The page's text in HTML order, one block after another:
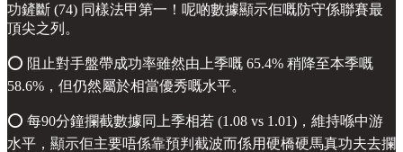
功鏟斷 (74) 同樣法甲第一！呢啲數據顯示佢嘅防守係聯賽最
頂尖之列。
⭕️ 阻止對手盤帶成功率雖然由上季嘅 65.4% 稍降至本季嘅
58.6%，但仍然屬於相當優秀嘅水平。
⭕️ 每90分鐘攔截數據同上季相若 (1.08 vs 1.01)，維持喺中游
水平，顯示佢主要唔係靠預判截波而係用硬橋硬馬真功夫去攔